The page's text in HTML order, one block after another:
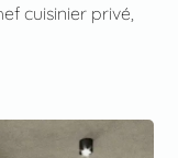
cuisinier privé,